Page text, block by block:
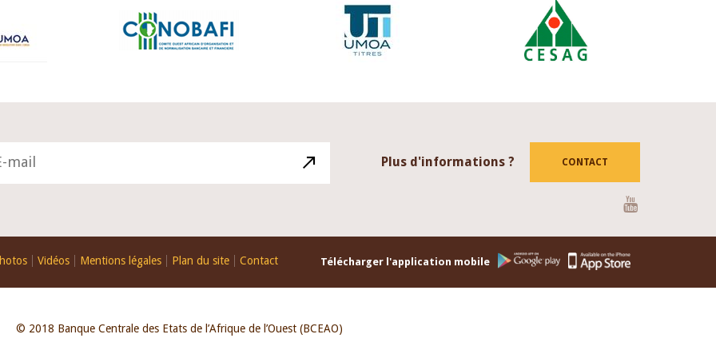
Plus d'informations ? CONTACT
Vidéos Mentions légales Plan du site Contact Télécharger l'application mobile
© 2018 Banque Centrale des Etats de l’Afrique de l’Ouest (BCEAO)